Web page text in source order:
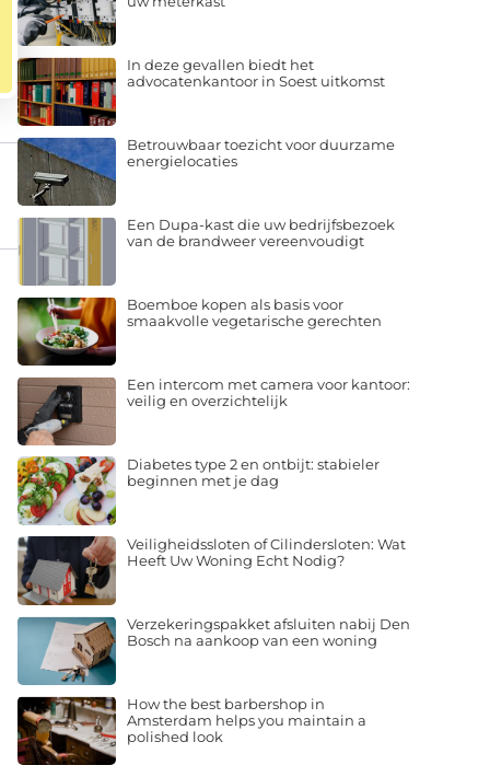
In deze gevallen biedt het
advocatenkantoor in Soest uitkomst
Betrouwbaar toezicht voor duurzame
energielocaties
Een Dupa-kast die uw bedrijfsbezoek
van de brandweer vereenvoudigt
Boemboe kopen als basis voor
smaakvolle vegetarische gerechten
Een intercom met camera voor kantoor:
veilig en overzichtelijk
Diabetes type 2 en ontbijt: stabieler
beginnen met je dag
Veiligheidssloten of Cilindersloten: Wat
Heeft Uw Woning Echt Nodig?
Verzekeringspakket afsluiten nabij Den
Bosch na aankoop van een woning
How the best barbershop in
Amsterdam helps you maintain a
polished look